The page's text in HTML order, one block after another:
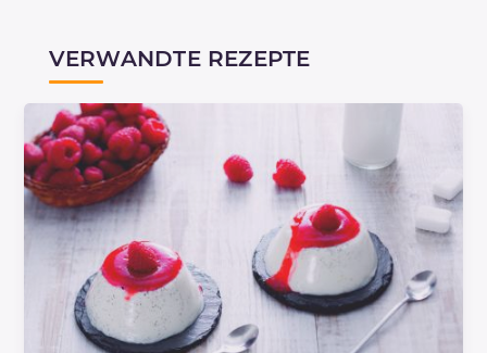
VERWANDTE REZEPTE